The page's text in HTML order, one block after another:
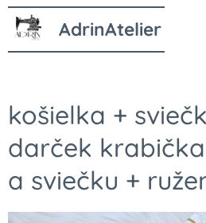
AdrinAtelier
košielka +
darček
a sviečku +